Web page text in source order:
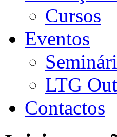
Cursos
Eventos
LTG
Contactos